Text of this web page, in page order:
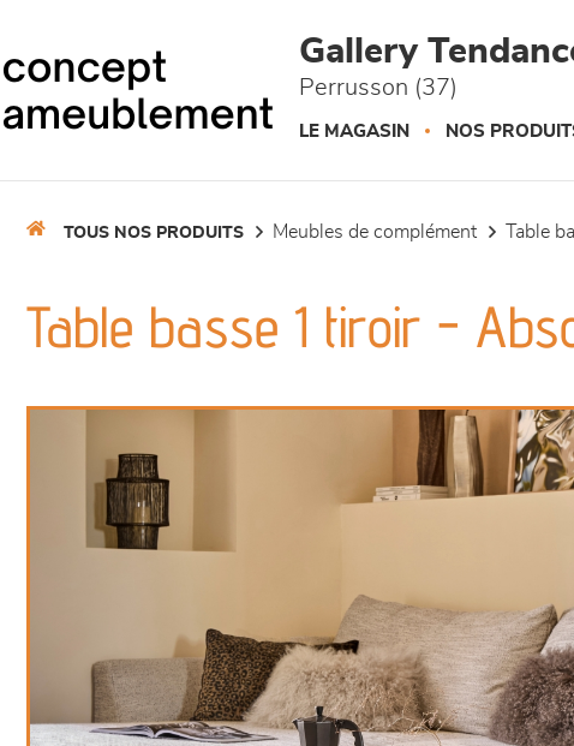
Gallery
Perrusson (37)
LE MAGASIN NOS
TOUS NOS PRODUITS meubles de complément table
Table basse 1 tiroir -